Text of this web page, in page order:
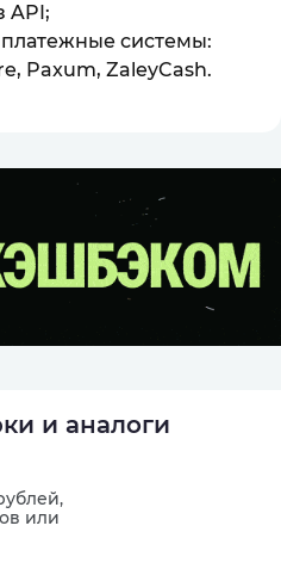
API;
системы:
Paxum, ZaleyCash.
и аналоги
или